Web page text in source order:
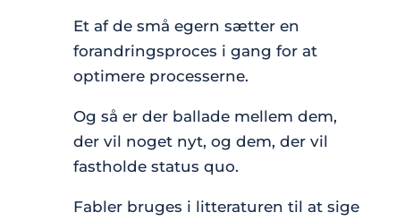
Et af de små egern sætter en
forandringsproces i gang for at
optimere processerne.
Og så er der ballade mellem dem,
der vil noget nyt, og dem, der vil
fastholde status quo.
Fabler bruges i litteraturen til at sige